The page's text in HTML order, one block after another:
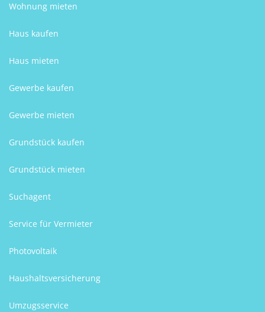
Wohnung mieten
Haus kaufen
Haus mieten
Gewerbe kaufen
Gewerbe mieten
Grundstück kaufen
Grundstück mieten
Suchagent
Service für Vermieter
Photovoltaik
Haushaltsversicherung
Umzugsservice